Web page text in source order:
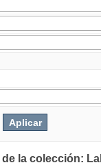
la colección: